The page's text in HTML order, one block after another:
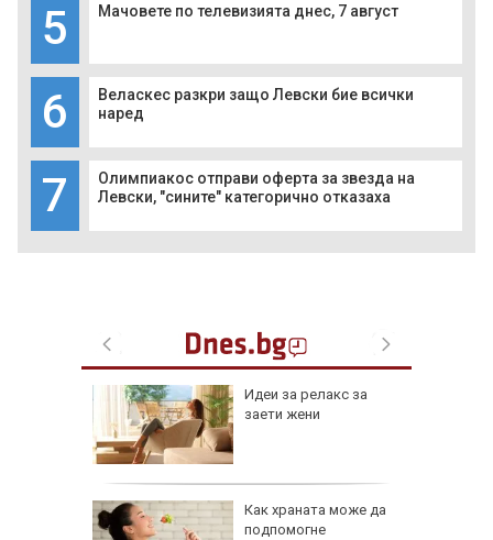
5 Мачовете по телевизията днес, 7 август
6
Веласкес разкри защо Левски бие всички
наред
7
Олимпиакос отправи оферта за звезда на
Левски, "сините" категорично отказаха
Идеи за релакс за
заети жени
Как храната може да
подпомогне